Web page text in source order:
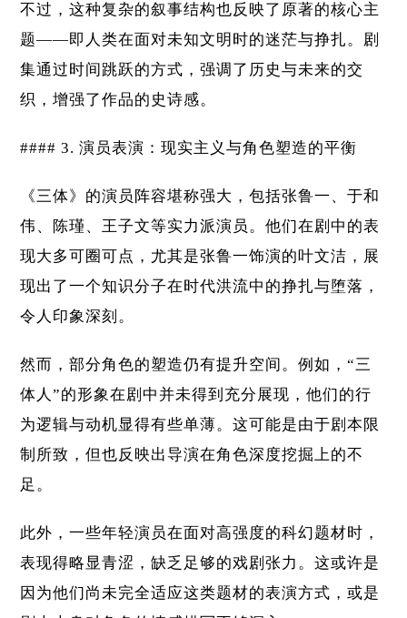
不过，这种复杂的叙事结构也反映了原著的核心主
题——即人类在面对未知文明时的迷茫与挣扎。剧
集通过时间跳跃的方式，强调了历史与未来的交
织，增强了作品的史诗感。
#### 3. 演员表演：现实主义与角色塑造的平衡
《三体》的演员阵容堪称强大，包括张鲁一、于和
伟、陈瑾、王子文等实力派演员。他们在剧中的表
现大多可圈可点，尤其是张鲁一饰演的叶文洁，展
现出了一个知识分子在时代洪流中的挣扎与堕落，
令人印象深刻。
然而，部分角色的塑造仍有提升空间。例如，“三
体人”的形象在剧中并未得到充分展现，他们的行
为逻辑与动机显得有些单薄。这可能是由于剧本限
制所致，但也反映出导演在角色深度挖掘上的不
足。
此外，一些年轻演员在面对高强度的科幻题材时，
表现得略显青涩，缺乏足够的戏剧张力。这或许是
因为他们尚未完全适应这类题材的表演方式，或是